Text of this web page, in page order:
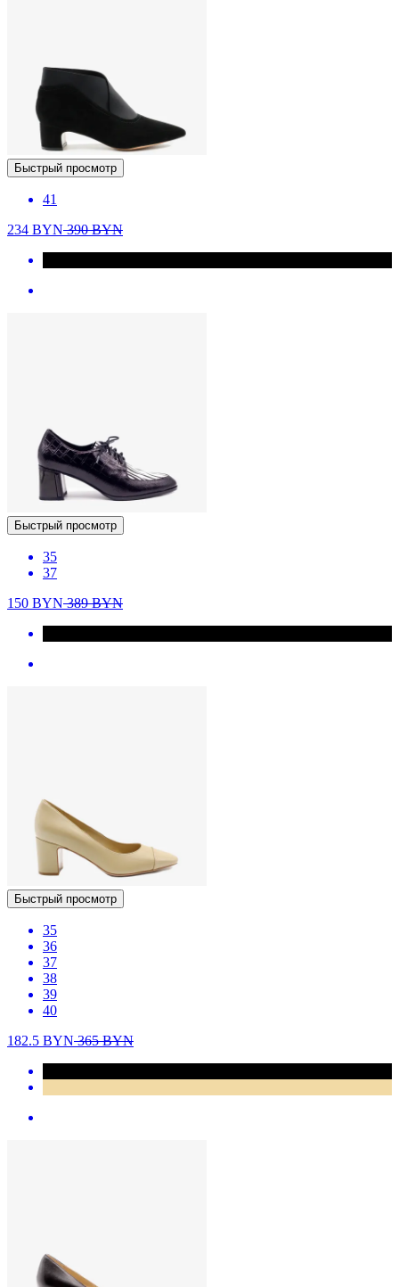
Быстрый просмотр
41
234 BYN390BYN
Быстрый просмотр
35
37
150 BYN389BYN
Быстрый просмотр
35
36
37
38
39
40
182.5 BYN365BYN